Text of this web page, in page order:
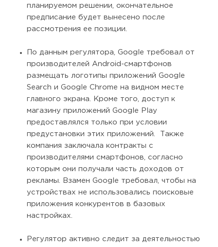
планируемом решении, окончательное
предписание будет вынесено после
рассмотрения ее позиции.
По данным регулятора, Google требовал от
производителей Android-смартфонов
размещать логотипы приложений Google
Search и Google Chrome на видном месте
главного экрана. Кроме того, доступ к
магазину приложений Google Play
предоставлялся только при условии
предустановки этих приложений. Также
компания заключала контракты с
производителями смартфонов, согласно
которым они получали часть доходов от
рекламы. Взамен Google требовал, чтобы на
устройствах не использовались поисковые
приложения конкурентов в базовых
настройках.
Регулятор активно следит за деятельностью